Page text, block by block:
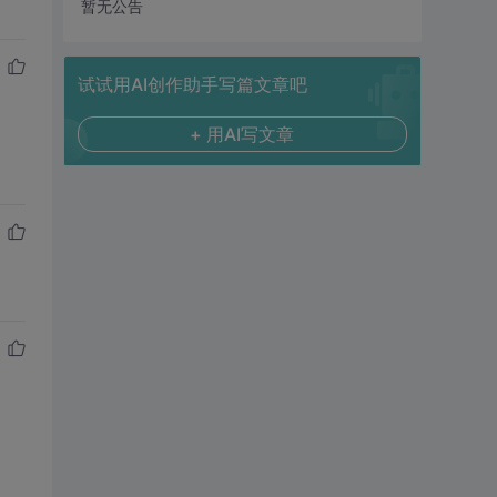
暂无公告
试试用AI创作助手写篇文章吧
+ 用AI写文章